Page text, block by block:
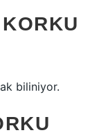
biliniyor.